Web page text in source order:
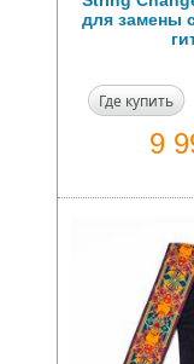
для замены
Где купить
9